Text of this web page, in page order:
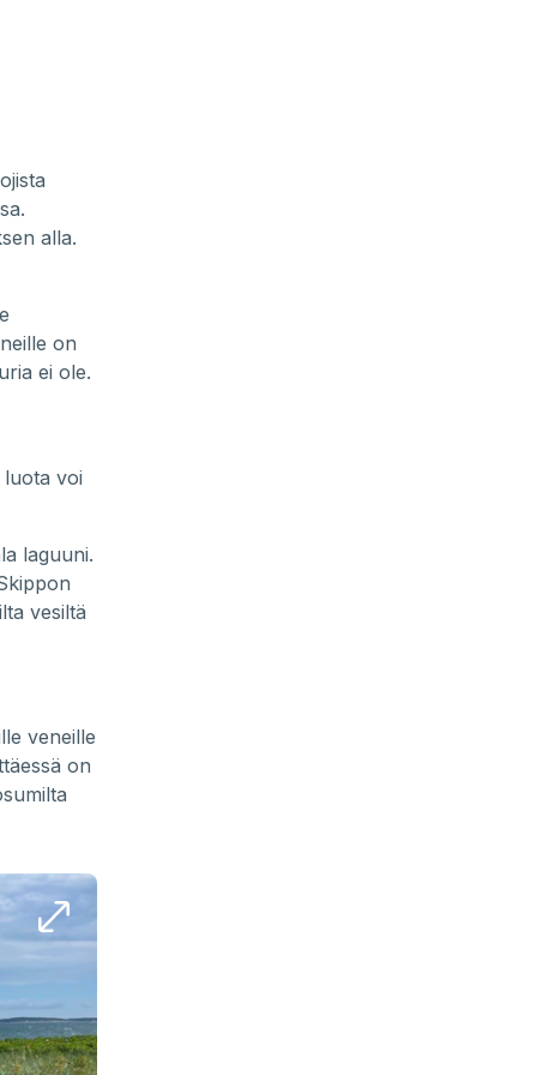
alla.
on
ei ole.
voi
laguuni.
vesiltä
veneille
on